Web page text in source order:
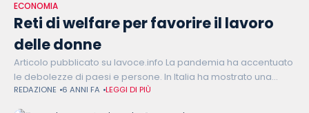
ECONOMIA
Reti di welfare per favorire il lavoro
delle donne
Articolo pubblicato su lavoce.info La pandemia ha accentuato
le debolezze di paesi e persone. In Italia ha mostrato una
volta di più la difficoltà delle donne di conciliare lavoro e
REDAZIONE 6 ANNI FA LEGGI DI PIÙ